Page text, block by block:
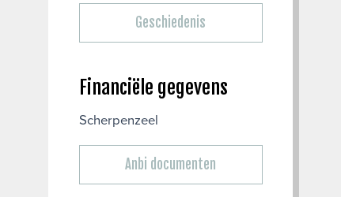
Geschiedenis
Financiële gegevens
Scherpenzeel
Anbi documenten